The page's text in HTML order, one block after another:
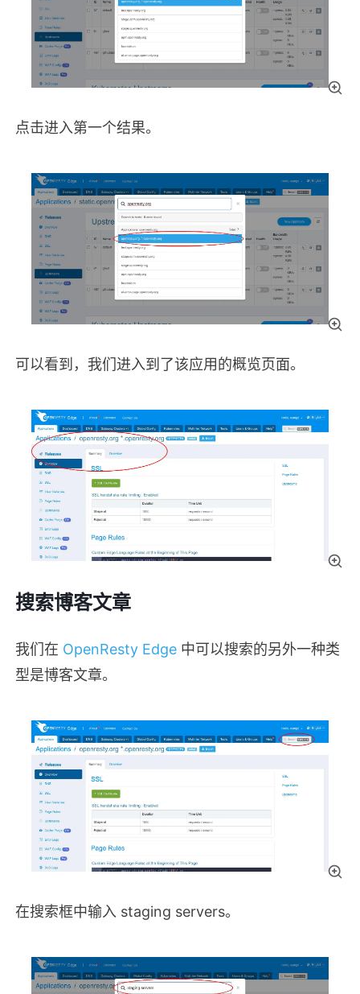
点击进入第一个结果。
可以看到，我们进入到了该应用的概览页面。
搜索博客文章
我们在 OpenResty Edge 中可以搜索的另外一种类
型是博客文章。
在搜索框中输入 staging servers。